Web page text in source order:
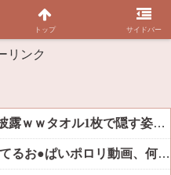
リンク
秋元真夏、ノーブラノーパンを披露ｗｗタオル1枚で隠す姿がほぼA●女優・・
【ポロリ悲話】 ネットで拡散してるお●ぱいポロリ動画、何故か叩かれる・・・
トップ サイドバー